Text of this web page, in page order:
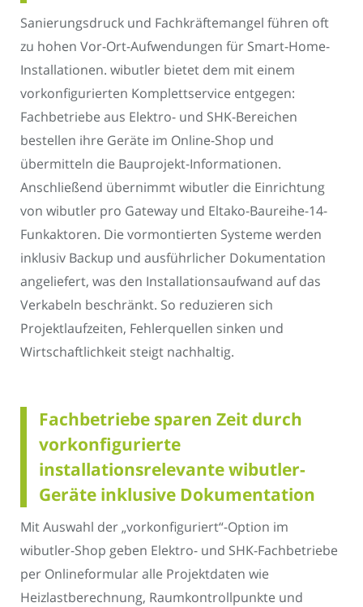
Sanierungsdruck und Fachkräftemangel führen oft
zu hohen Vor-Ort-Aufwendungen für Smart-Home-
Installationen. wibutler bietet dem mit einem
vorkonfigurierten Komplettservice entgegen:
Fachbetriebe aus Elektro- und SHK-Bereichen
bestellen ihre Geräte im Online-Shop und
übermitteln die Bauprojekt-Informationen.
Anschließend übernimmt wibutler die Einrichtung
von wibutler pro Gateway und Eltako-Baureihe-14-
Funkaktoren. Die vormontierten Systeme werden
inklusiv Backup und ausführlicher Dokumentation
angeliefert, was den Installationsaufwand auf das
Verkabeln beschränkt. So reduzieren sich
Projektlaufzeiten, Fehlerquellen sinken und
Wirtschaftlichkeit steigt nachhaltig.
Fachbetriebe sparen Zeit durch
vorkonfigurierte
installationsrelevante wibutler-
Geräte inklusive Dokumentation
Mit Auswahl der „vorkonfiguriert“-Option im
wibutler-Shop geben Elektro- und SHK-Fachbetriebe
per Onlineformular alle Projektdaten wie
Heizlastberechnung, Raumkontrollpunkte und